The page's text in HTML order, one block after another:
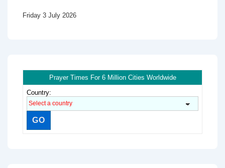
Friday 3 July 2026
Prayer Times For 6 Million Cities Worldwide
Country: